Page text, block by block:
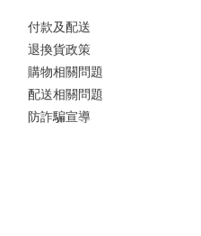
付款及配送
退換貨政策
購物相關問題
配送相關問題
防詐騙宣導